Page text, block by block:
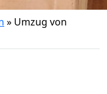
» Umzug von